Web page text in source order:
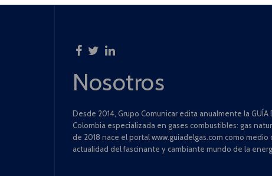
Nosotros
Desde 2014, Grupo Comunicar edita anualmente la GUÍA
Colombia especializada en gases combustibles: gas
de 2018 nace el portal www.guiadelgas.com como
actualidad del fascinante y cambiante mundo de la